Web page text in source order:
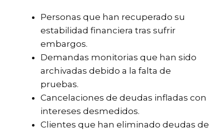
Personas que han recuperado su
estabilidad financiera tras sufrir
embargos.
Demandas monitorias que han sido
archivadas debido a la falta de
pruebas.
Cancelaciones de deudas infladas con
intereses desmedidos.
Clientes que han eliminado deudas de